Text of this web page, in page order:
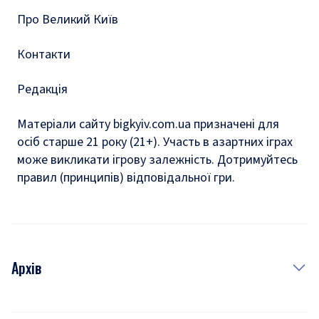
Про Великий Київ
Контакти
Редакція
Матеріали сайту bigkyiv.com.ua призначені для
осіб старше 21 року (21+). Участь в азартних іграх
може викликати ігрову залежність. Дотримуйтесь
правил (принципів) відповідальної гри.
Архів